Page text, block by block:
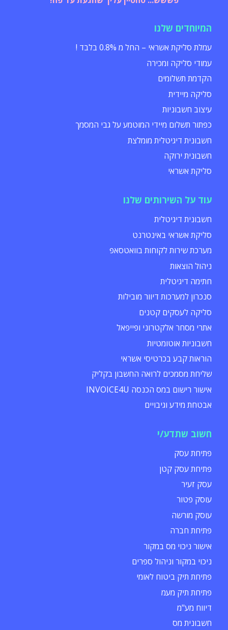
המיוחדים שלנו
עמלת סליקת אשראי – החל מ 0.8% בלבד !
עמודי סליקה ומכירה
הקדמת תשלומים
סליקה מיידית
עיצוב חשבוניות
כפתור תשלום מיידי המוטמע על גבי המסמך
חשבונית דיגיטלית מומלצת
חשבונית ירוקה
סליקת אשראי
עוד על השירותים שלנו
חשבונית דיגיטלית
סליקת אשראי באינטרנט
מערכת שירות לקוחות בוואטסאפ
ניהול הוצאות
חתימה דיגיטלית
סנכרון למערכות דיוור מובילות
סליקה לעסקים קטנים
אתרי מסחר אלקטרוני ופייפאל
חשבוניות אוטומטיות
הוראות קבע בכרטיסי אשראי
שליחת מסמכים לרואה החשבון בקליק
אישור רישום במס הכנסה INVOICE4U
אבטחת מידע וגיבויים
חשוב שתדע/י
פתיחת עסק
פתיחת עסק קטן
עסק זעיר
עוסק פטור
עוסק מורשה
פתיחת חברה
אישור ניכוי מס במקור
ניכוי במקור וניהול ספרים
פתיחת תיק ביטוח לאומי
פתיחת תיק מעמ
דיווח מע"מ
חשבונית מס